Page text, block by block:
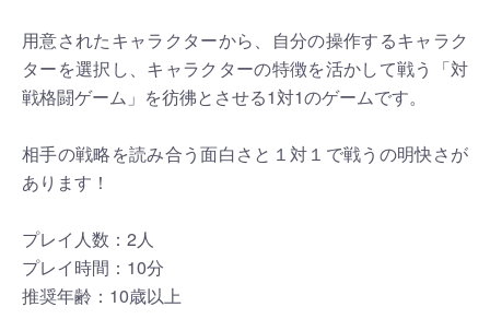
用意されたキャラクターから、自分の操作するキャラク
ターを選択し、キャラクターの特徴を活かして戦う「対
戦格闘ゲーム」を彷彿とさせる1対1のゲームです。
相手の戦略を読み合う面白さと１対１で戦うの明快さが
あります！
プレイ人数：2人
プレイ時間：10分
推奨年齢：10歳以上